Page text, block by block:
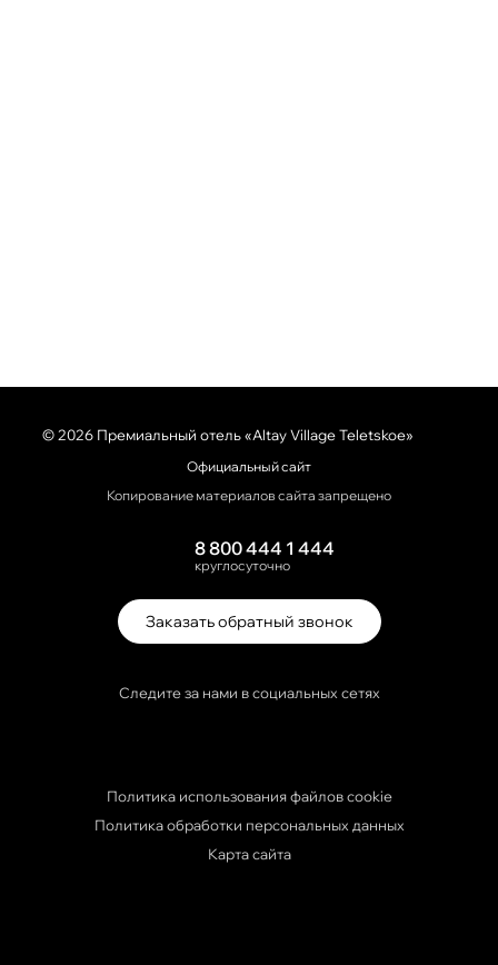
© 2026 Премиальный отель «Altay Village Teletskoe»
Официальный сайт
Копирование материалов сайта запрещено
8 800 444 1 444
круглосуточно
Заказать обратный звонок
Следите за нами в социальных сетях
Политика использования файлов cookie
Политика обработки персональных данных
Карта сайта